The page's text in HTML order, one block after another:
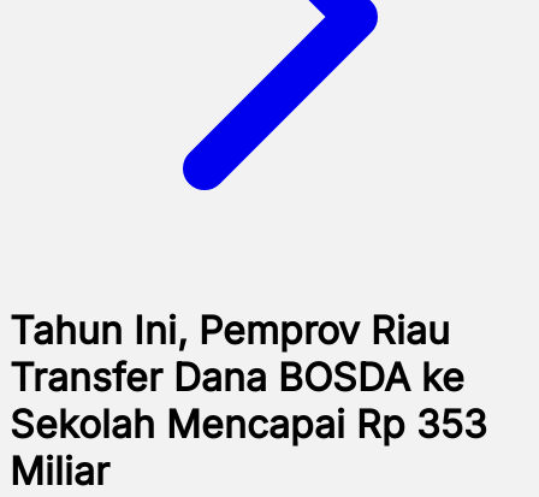
Tahun Ini, Pemprov Riau
Transfer Dana BOSDA ke
Sekolah Mencapai Rp 353
Miliar